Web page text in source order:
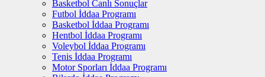
Basketbol Canlı Sonuçlar
Futbol İddaa Programı
Basketbol İddaa Programı
Hentbol İddaa Programı
Voleybol İddaa Programı
Tenis İddaa Programı
Motor Sporları İddaa Programı